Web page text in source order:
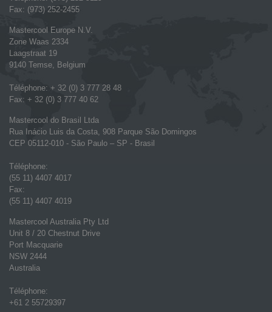
Fax: (973) 252-2455
Mastercool Europe N.V.
Zone Waas 2334
Laagstraat 19
9140 Temse, Belgium
Téléphone: + 32 (0) 3 777 28 48
Fax: + 32 (0) 3 777 40 62
Mastercool do Brasil Ltda
Rua Inácio Luis da Costa, 908 Parque São Domingos
CEP 05112-010 - São Paulo – SP - Brasil
Téléphone:
(55 11) 4407 4017
Fax:
(55 11) 4407 4019
Mastercool Australia Pty Ltd
Unit 8 / 20 Chestnut Drive
Port Macquarie
NSW 2444
Australia
Téléphone:
+61 2 55729397